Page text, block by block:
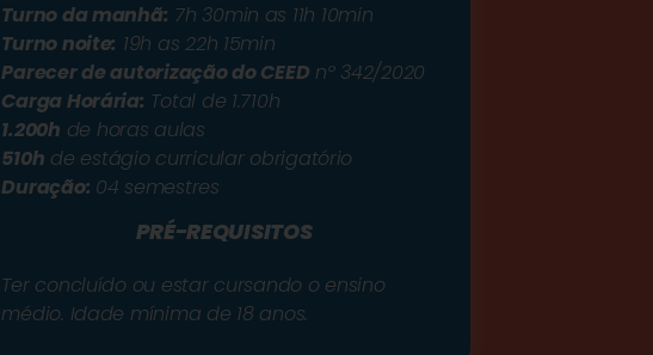
Turno da manhã: 7h 30min as 11h 10min
Turno noite: 19h as 22h 15min
Parecer de autorização do CEED nº 342/2020
Carga Horária: Total de 1.710h
1.200h de horas aulas
510h de estágio curricular obrigatório
Duração: 04 semestres
PRÉ-REQUISITOS
Ter concluído ou estar cursando o ensino
médio. Idade mínima de 18 anos.